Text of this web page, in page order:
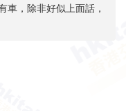
車，除非好似上面話，